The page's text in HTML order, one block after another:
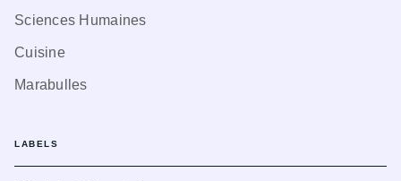
Sciences Humaines
Cuisine
Marabulles
LABELS